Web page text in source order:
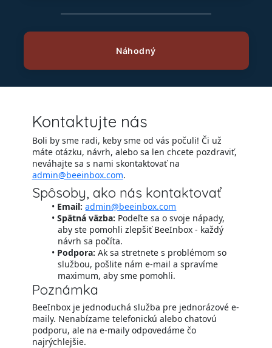
Kontaktujte nás
Boli by sme radi, keby sme od vás počuli! Či už
máte otázku, návrh, alebo sa len chcete pozdraviť,
neváhajte sa s nami skontaktovať na
admin@beeinbox.com.
Spôsoby, ako nás kontaktovať
Email: admin@beeinbox.com
Spätná väzba: Podeľte sa o svoje nápady,
aby ste pomohli zlepšiť BeeInbox - každý
návrh sa počíta.
Podpora: Ak sa stretnete s problémom so
službou, pošlite nám e-mail a spravíme
maximum, aby sme pomohli.
Poznámka
BeeInbox je jednoduchá služba pre jednorázové e-
maily. Nenabízame telefonickú alebo chatovú
podporu, ale na e-maily odpovedáme čo
najrýchlejšie.